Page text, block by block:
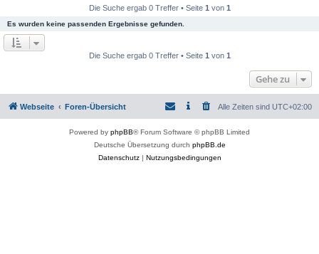
Die Suche ergab 0 Treffer • Seite 1 von 1
Es wurden keine passenden Ergebnisse gefunden.
Die Suche ergab 0 Treffer • Seite 1 von 1
Gehe zu
Webseite Foren-Übersicht Alle Zeiten sind UTC+02:00
Powered by phpBB® Forum Software © phpBB Limited
Deutsche Übersetzung durch phpBB.de
Datenschutz| Nutzungsbedingungen